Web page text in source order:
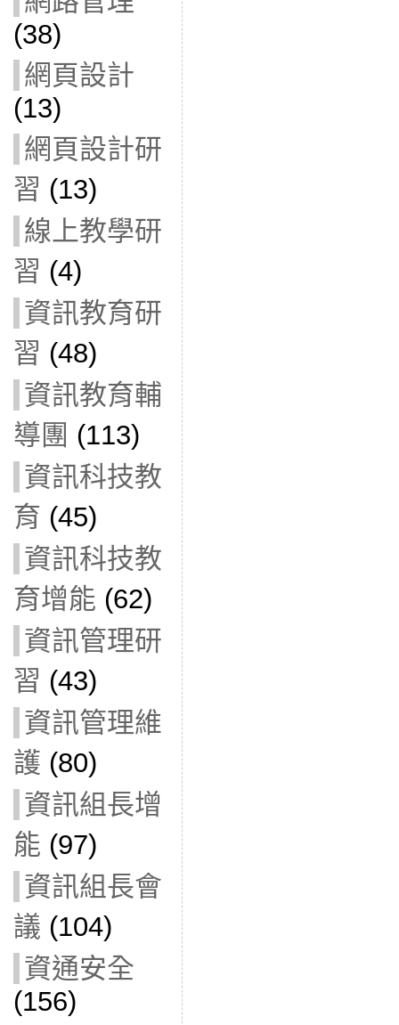
(38)
網頁設計
(13)
網頁設計研
習 (13)
線上教學研
習 (4)
資訊教育研
習 (48)
資訊教育輔
導團 (113)
資訊科技教
育 (45)
資訊科技教
育增能 (62)
資訊管理研
習 (43)
資訊管理維
護 (80)
資訊組長增
能 (97)
資訊組長會
議 (104)
資通安全
(156)